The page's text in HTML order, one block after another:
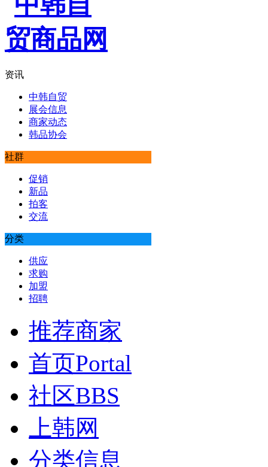
资讯
中韩自贸
展会信息
商家动态
韩品协会
社群
促销
新品
拍客
交流
分类
供应
求购
加盟
招聘
推荐商家
首页Portal
社区BBS
上韩网
分类信息